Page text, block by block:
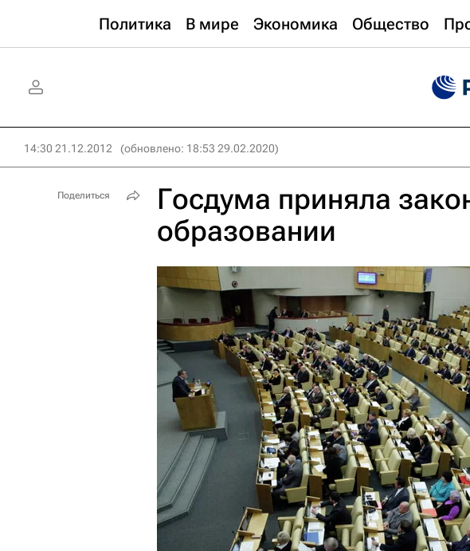
Политика В мире Экономика Общество
14:30 21.12.2012 (обновлено: 18:53 29.02.2020)
Госдума приняла
образовании
Поделиться